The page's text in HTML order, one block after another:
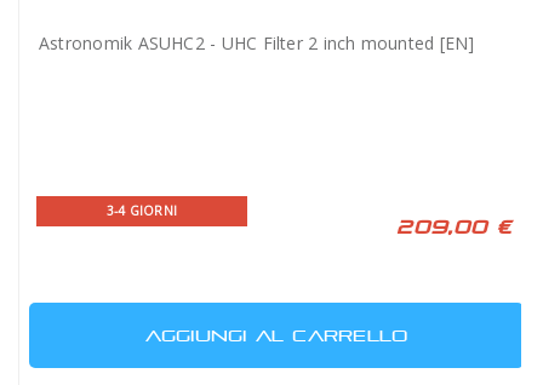
Astronomik ASUHC2 - UHC Filter 2 inch mounted [EN]
3-4 GIORNI
209,00 €
AGGIUNGI AL CARRELLO